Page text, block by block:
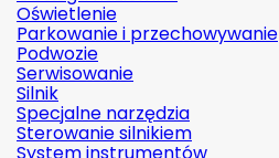
Oświetlenie
Parkowanie i przechowywanie
Podwozie
Serwisowanie
Silnik
Specjalne narzędzia
Sterowanie silnikiem
System instrumentów